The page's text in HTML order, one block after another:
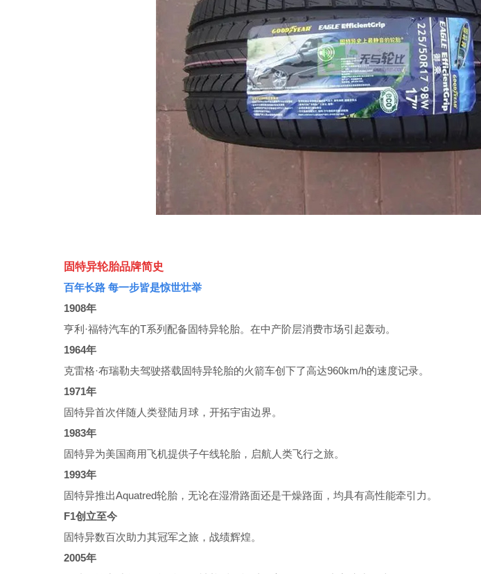
固特异轮胎品牌简史
百年长路 每一步皆是惊世壮举
1908年
亨利·福特汽车的T系列配备固特异轮胎。在中产阶层消费市场引起轰动。
1964年
克雷格·布瑞勒夫驾驶搭载固特异轮胎的火箭车创下了高达960km/h的速度记录。
1971年
固特异首次伴随人类登陆月球，开拓宇宙边界。
1983年
固特异为美国商用飞机提供子午线轮胎，启航人类飞行之旅。
1993年
固特异推出Aquatred轮胎，无论在湿滑路面还是干燥路面，均具有高性能牵引力。
F1创立至今
固特异数百次助力其冠军之旅，战绩辉煌。
2005年